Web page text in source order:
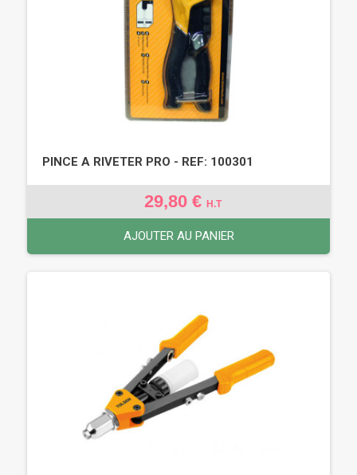
PINCE A RIVETER PRO - REF: 100301
29,80 € H.T
AJOUTER AU PANIER